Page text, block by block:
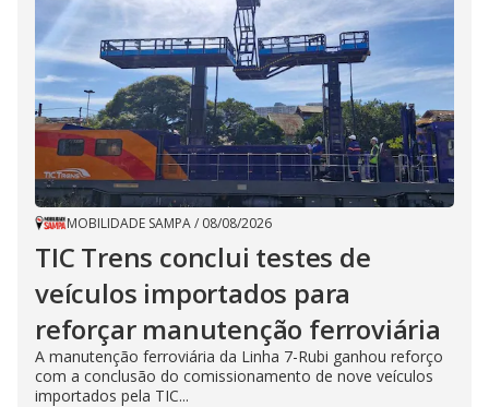
MOBILIDADE SAMPA/ 08/08/2026
TIC Trens conclui testes de
veículos importados para
reforçar manutenção ferroviária
A manutenção ferroviária da Linha 7-Rubi ganhou reforço
com a conclusão do comissionamento de nove veículos
importados pela TIC...